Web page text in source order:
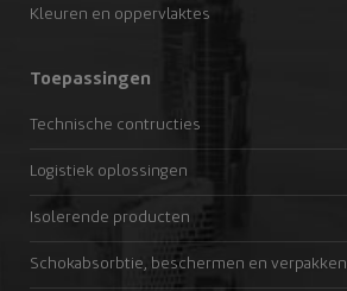
Kleuren en oppervlaktes
Toepassingen
Technische contructies
Logistiek oplossingen
Isolerende producten
Schokabsorbtie, beschermen en verpakken